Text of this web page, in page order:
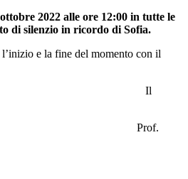
2022 alle ore 12:00 in tutte le
di silenzio in ricordo di Sofia.
e la fine del momento con il
Il